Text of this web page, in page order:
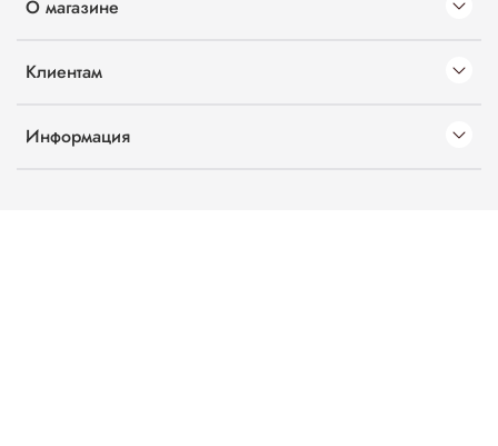
О магазине
Клиентам
Информация